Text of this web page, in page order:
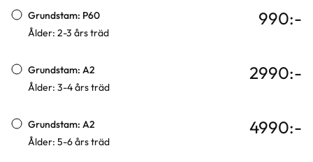
Grundstam: P60
Ålder: 2-3 års träd
990:-
Grundstam: A2
Ålder: 3-4 års träd
2990:-
Grundstam: A2
Ålder: 5-6 års träd
4990:-